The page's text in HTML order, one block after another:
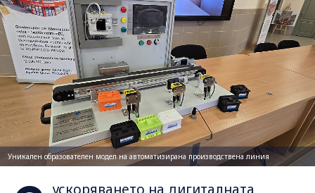
Уникален образователен модел на автоматизирана производствена линия